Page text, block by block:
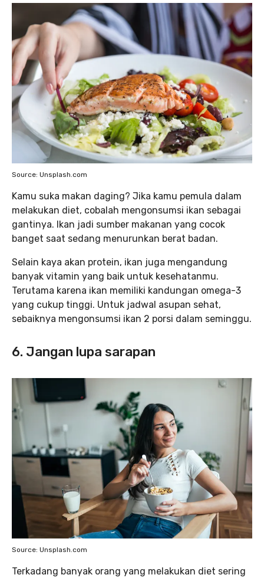
Source: Unsplash.com
Kamu suka makan daging? Jika kamu pemula dalam
melakukan diet, cobalah mengonsumsi ikan sebagai
gantinya. Ikan jadi sumber makanan yang cocok
banget saat sedang menurunkan berat badan.
Selain kaya akan protein, ikan juga mengandung
banyak vitamin yang baik untuk kesehatanmu.
Terutama karena ikan memiliki kandungan omega-3
yang cukup tinggi. Untuk jadwal asupan sehat,
sebaiknya mengonsumsi ikan 2 porsi dalam seminggu.
6. Jangan lupa sarapan
Source: Unsplash.com
Terkadang banyak orang yang melakukan diet sering